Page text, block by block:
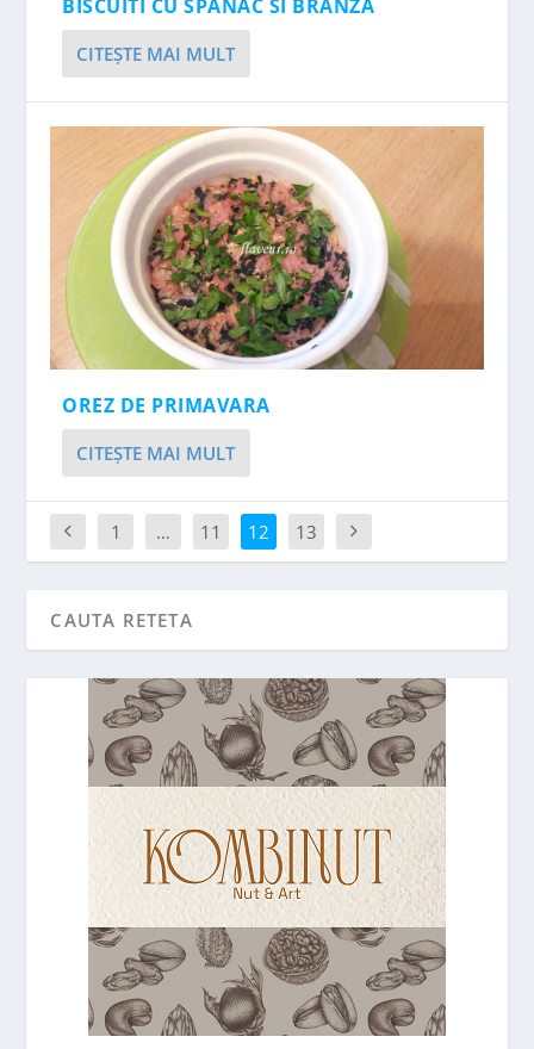
BISCUITI CU SPANAC SI BRANZA
CITEŞTE MAI MULT
OREZ DE PRIMAVARA
CITEŞTE MAI MULT
1 … 11 12 13